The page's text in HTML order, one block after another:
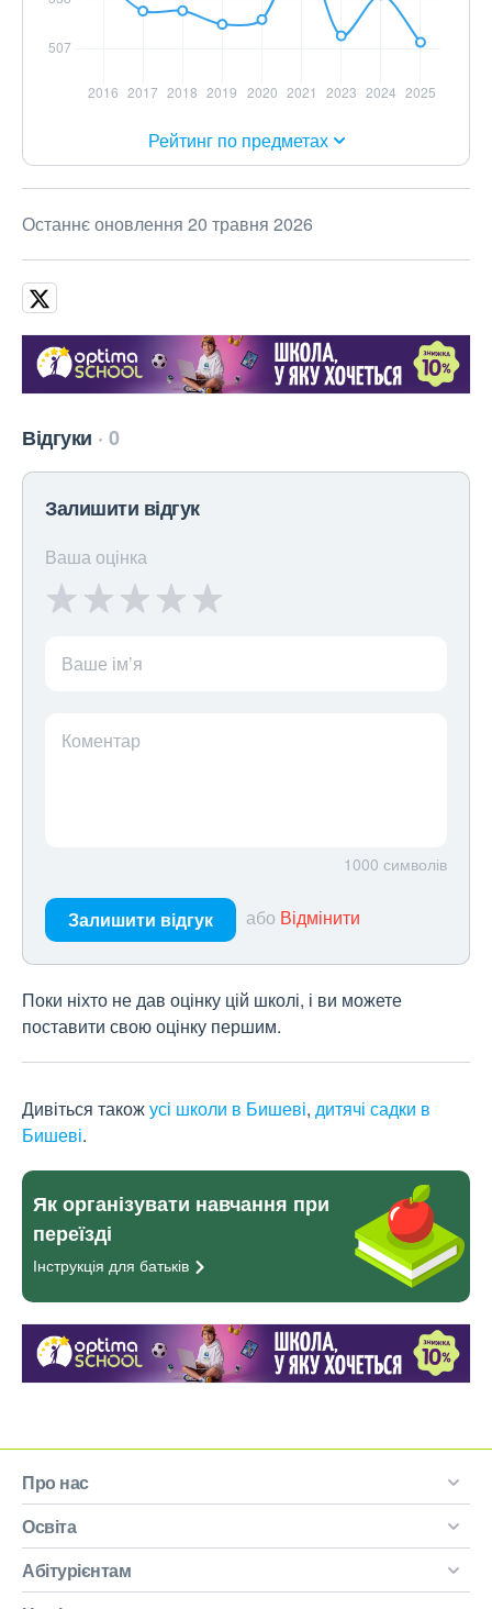
Рейтинг по предметах
Останнє оновлення 20 травня 2026
Відгуки 0
Залишити відгук
Ваша оцінка
Ваше ім’я
Коментар
1000 символів
Залишити відгук або Відмінити
Поки ніхто не дав оцінку цій школі, і ви можете
поставити свою оцінку першим.
Дивіться такожусі школи в Бишеві, дитячі садки в
Бишеві.
Як організувати навчання при
переїзді
Інструкція для батьків
Про нас
Освіта
Абітурієнтам